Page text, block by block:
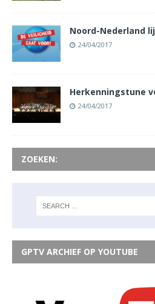
Noord-Nederland
24/04/2017
Herkenningstune
24/04/2017
ZOEKEN:
GPTV ARCHIEF OP YOUTUBE